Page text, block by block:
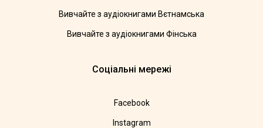
Вивчайте з аудіокнигами Вєтнамська
Вивчайте з аудіокнигами Фінська
Соціальні мережі
Facebook
Instagram